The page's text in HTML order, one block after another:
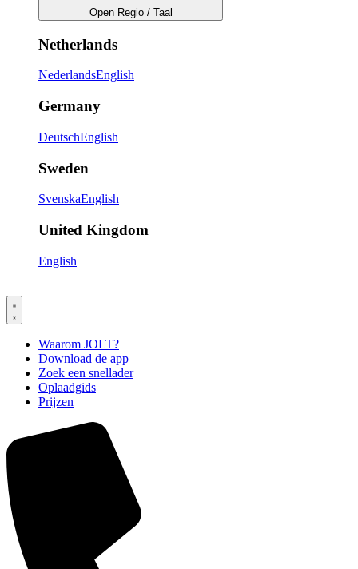
Open Regio / Taal
Netherlands
NederlandsEnglish
Germany
DeutschEnglish
Sweden
SvenskaEnglish
United Kingdom
English
Waarom JOLT?
Download de app
Zoek een snellader
Oplaadgids
Prijzen